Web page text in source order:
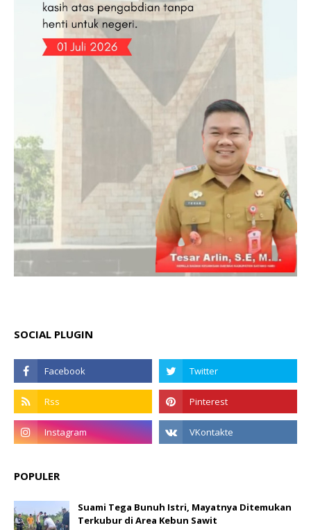
SOCIAL PLUGIN
POPULER
Suami Tega Bunuh Istri, Mayatnya Ditemukan
Terkubur di Area Kebun Sawit